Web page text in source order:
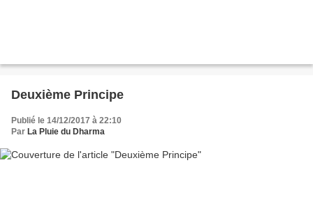
Deuxième Principe
Publié le 14/12/2017 à 22:10
Par La Pluie du Dharma